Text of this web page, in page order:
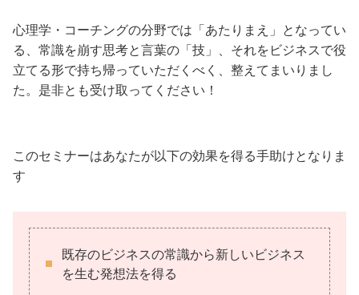
心理学・コーチングの分野では「あたりまえ」となってい
る、常識を崩す思考と言葉の「技」、それをビジネスで役
立てる形で持ち帰っていただくべく、整えてまいりまし
た。是非とも受け取ってください！
このセミナーはあなたが以下の効果を得る手助けとなりま
す
既存のビジネスの常識から新しいビジネス
を生む発想法を得る